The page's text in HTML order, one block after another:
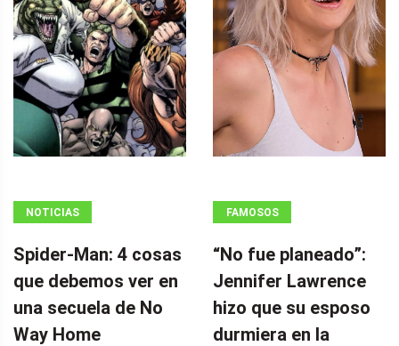
NOTICIAS
Spider-Man: 4 cosas
que debemos ver en
una secuela de No
Way Home
FAMOSOS
“No fue planeado”: ​​
Jennifer Lawrence
hizo que su esposo
durmiera en la